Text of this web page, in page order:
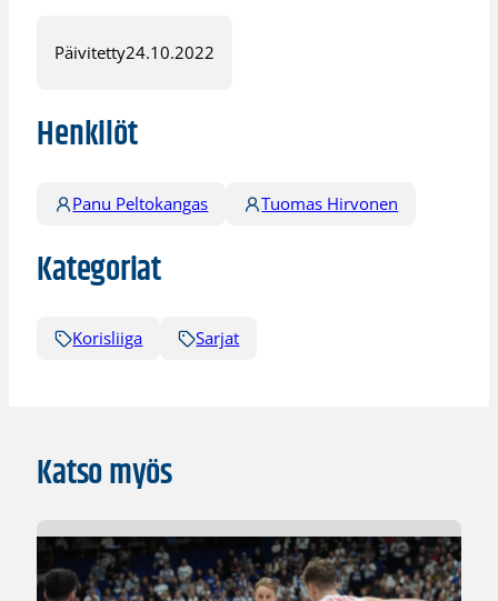
Päivitetty24.10.2022
Henkilöt
Panu Peltokangas Tuomas Hirvonen
Kategoriat
Korisliiga Sarjat
Katso myös